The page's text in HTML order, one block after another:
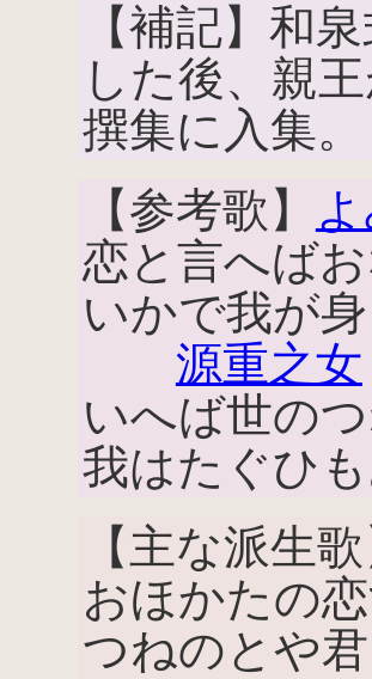
【補記】和
した後、親
撰集に入集。
【参考歌】
恋と言へば
いかで我が
源重之女
いへば世の
我はたぐひ
【主な派生
おほかたの
つねのとや